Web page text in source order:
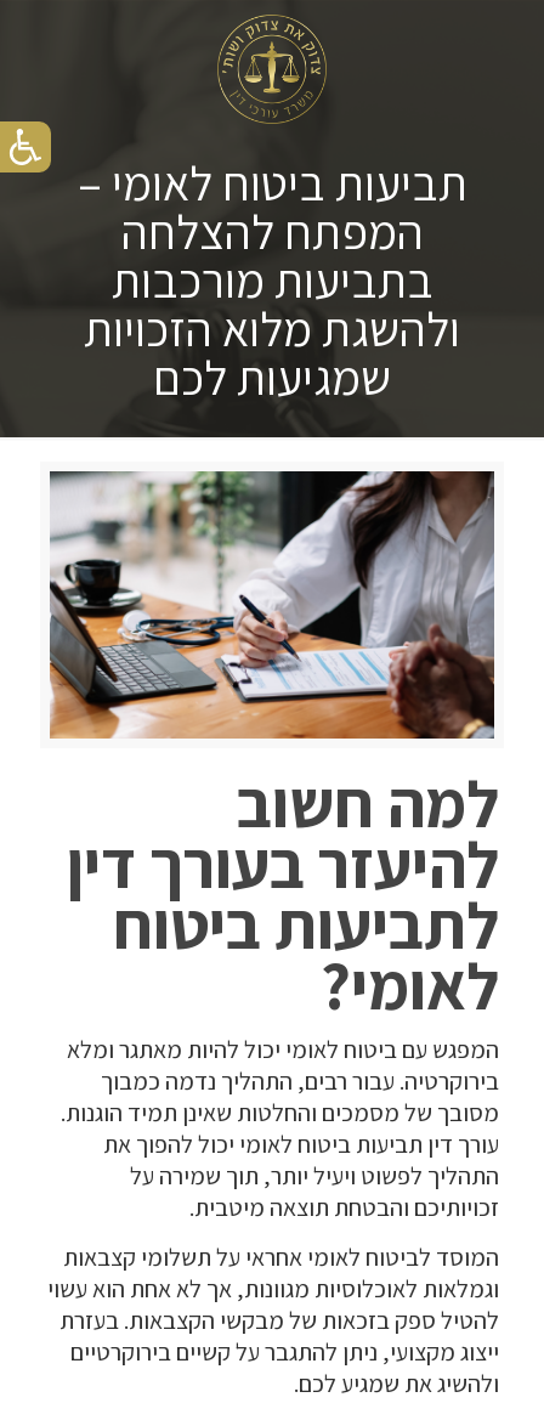
תביעות ביטוח לאומי –
המפתח להצלחה
בתביעות מורכבות
ולהשגת מלוא הזכויות
שמגיעות לכם
למה חשוב
להיעזר בעורך דין
לתביעות ביטוח
לאומי?
המפגש עם ביטוח לאומי יכול להיות מאתגר ומלא
בירוקרטיה. עבור רבים, התהליך נדמה כמבוך
מסובך של מסמכים והחלטות שאינן תמיד הוגנות.
עורך דין תביעות ביטוח לאומי יכול להפוך את
התהליך לפשוט ויעיל יותר, תוך שמירה על
זכויותיכם והבטחת תוצאה מיטבית.
המוסד לביטוח לאומי אחראי על תשלומי קצבאות
וגמלאות לאוכלוסיות מגוונות, אך לא אחת הוא עשוי
להטיל ספק בזכאות של מבקשי הקצבאות. בעזרת
ייצוג מקצועי, ניתן להתגבר על קשיים בירוקרטיים
ולהשיג את שמגיע לכם.